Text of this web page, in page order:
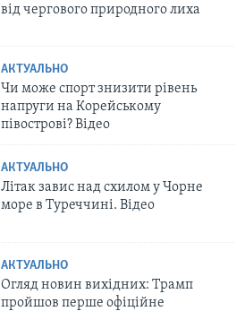
від чергового природного лиха
АКТУАЛЬНО
Чи може спорт знизити рівень
напруги на Корейському
півострові? Bідео
АКТУАЛЬНО
Літак завис над схилом у Чорне
море в Туреччині. Відео
АКТУАЛЬНО
Огляд новин вихідних: Трамп
пройшов перше офіційне